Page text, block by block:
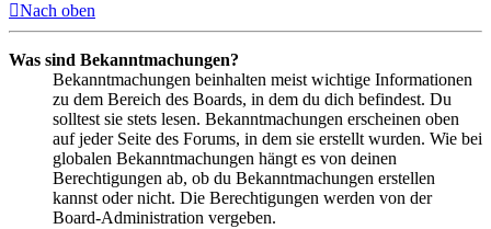
Nach oben
Was sind Bekanntmachungen?
Bekanntmachungen beinhalten meist wichtige Informationen
zu dem Bereich des Boards, in dem du dich befindest. Du
solltest sie stets lesen. Bekanntmachungen erscheinen oben
auf jeder Seite des Forums, in dem sie erstellt wurden. Wie bei
globalen Bekanntmachungen hängt es von deinen
Berechtigungen ab, ob du Bekanntmachungen erstellen
kannst oder nicht. Die Berechtigungen werden von der
Board-Administration vergeben.